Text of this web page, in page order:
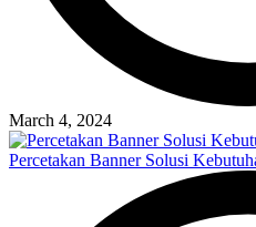
March 4, 2024
Percetakan Banner Solusi